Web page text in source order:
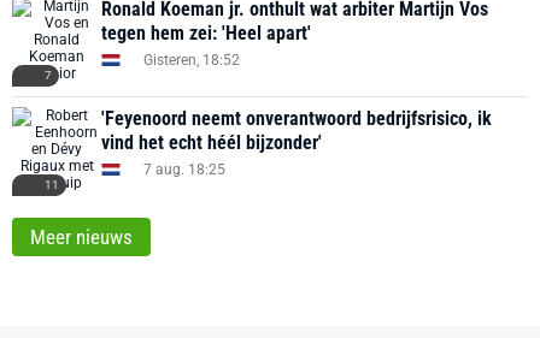
7
Ronald Koeman jr. onthult wat arbiter Martijn Vos
tegen hem zei: 'Heel apart'
Gisteren, 18:52
11
'Feyenoord neemt onverantwoord bedrijfsrisico, ik
vind het echt héél bijzonder'
7 aug. 18:25
Meer nieuws